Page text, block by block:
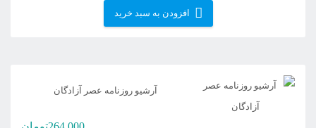
افزودن به سبد خرید
آرشیو روزنامه عصر آزادگان